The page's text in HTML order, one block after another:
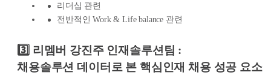
리더십 관련
전반적인 Work & Life balance 관련
3️⃣ 리멤버 강진주 인재솔루션팀 :
채용솔루션 데이터로 본 핵심인재 채용 성공 요소